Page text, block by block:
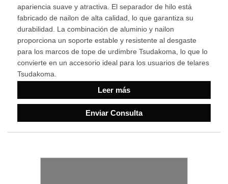
apariencia suave y atractiva. El separador de hilo está
fabricado de nailon de alta calidad, lo que garantiza su
durabilidad. La combinación de aluminio y nailon
proporciona un soporte estable y resistente al desgaste
para los marcos de tope de urdimbre Tsudakoma, lo que lo
convierte en un accesorio ideal para los usuarios de telares
Tsudakoma.
Leer más
Enviar Consulta